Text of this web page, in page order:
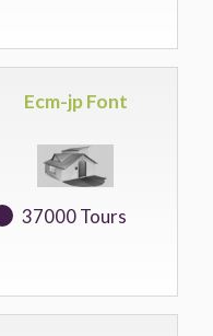
Ecm-jp Font
37000 Tours